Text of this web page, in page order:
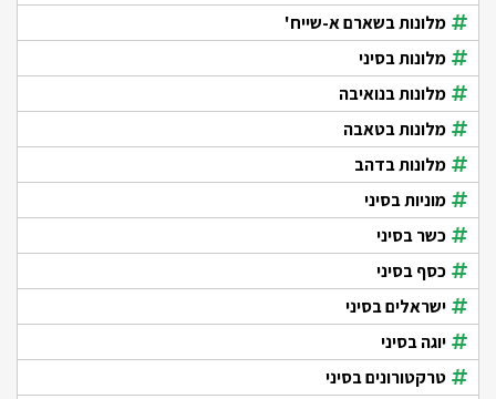
מלונות בשארם א-שייח'
מלונות בסיני
מלונות בנואיבה
מלונות בטאבה
מלונות בדהב
מוניות בסיני
כשר בסיני
כסף בסיני
ישראלים בסיני
יוגה בסיני
טרקטורונים בסיני